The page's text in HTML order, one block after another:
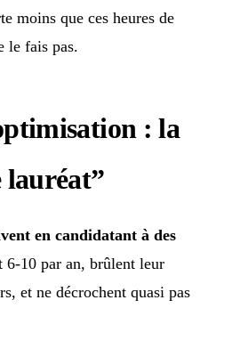
moins que ces heures de
le fais pas.
: la
lauréat”
en candidatant à des
6-10 par an, brûlent leur
et ne décrochent quasi pas